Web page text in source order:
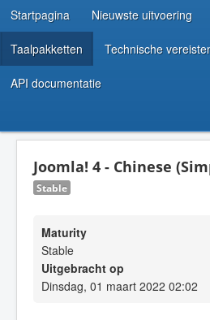
ONTWIKKELAARSBRONNEN
Startpagina Nieuwste uitvoering
Taalpakketten Technische
API documentatie
Joomla! 4 - Chinese
Stable
Maturity
Stable
Uitgebracht op
Dinsdag, 01 maart 2022 02:02